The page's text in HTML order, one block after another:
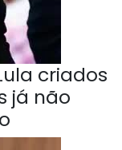
criados
já não